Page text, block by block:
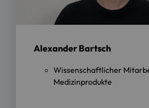
Alexander Bartsch
Wissenschaftlicher
Medizinprodukte